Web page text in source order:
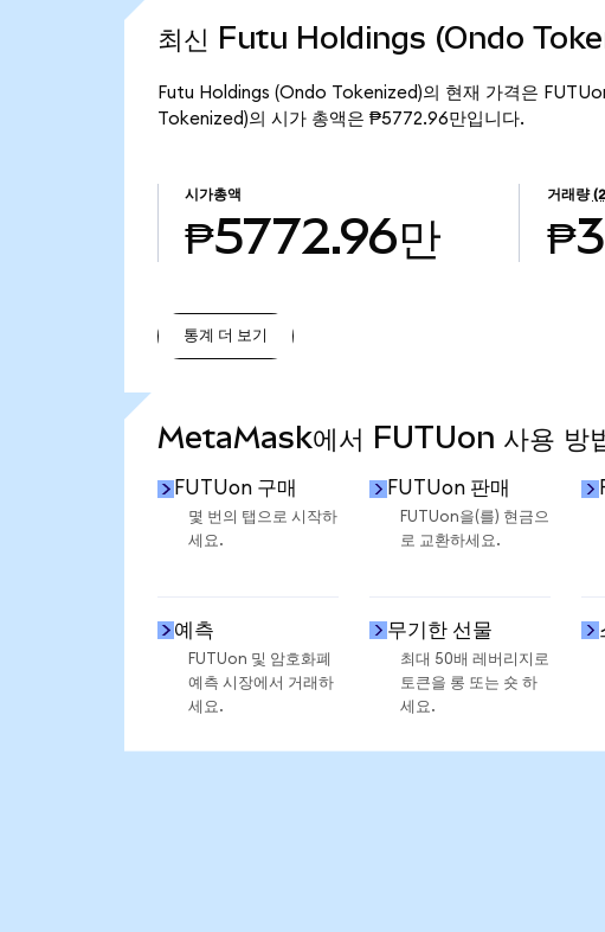
최신 Futu Holdings (Ondo
Futu Holdings (Ondo Tokenized)의 현재 가격은
Tokenized)의 시가 총액은 ₱5772.96만입니다.
시가총액
₱5772.96만
거래량
통계 더 보기
MetaMask에서 FUTUon 사용 방
FUTUon 구매
몇 번의 탭으로 시작하
세요.
FUTUon 판매
FUTUon을(를) 현금으
로 교환하세요.
예측
FUTUon 및 암호화폐
예측 시장에서 거래하
세요.
무기한 선물
최대 50배 레버리지로
토큰을 롱 또는 숏 하
세요.